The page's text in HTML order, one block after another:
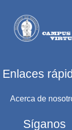
Enlaces
Acerca de
Síganos